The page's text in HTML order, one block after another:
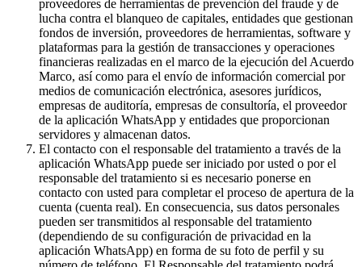
proveedores de herramientas de prevención del fraude y de
lucha contra el blanqueo de capitales, entidades que gestionan
fondos de inversión, proveedores de herramientas, software y
plataformas para la gestión de transacciones y operaciones
financieras realizadas en el marco de la ejecución del Acuerdo
Marco, así como para el envío de información comercial por
medios de comunicación electrónica, asesores jurídicos,
empresas de auditoría, empresas de consultoría, el proveedor
de la aplicación WhatsApp y entidades que proporcionan
servidores y almacenan datos.
El contacto con el responsable del tratamiento a través de la
aplicación WhatsApp puede ser iniciado por usted o por el
responsable del tratamiento si es necesario ponerse en
contacto con usted para completar el proceso de apertura de la
cuenta (cuenta real). En consecuencia, sus datos personales
pueden ser transmitidos al responsable del tratamiento
(dependiendo de su configuración de privacidad en la
aplicación WhatsApp) en forma de su foto de perfil y su